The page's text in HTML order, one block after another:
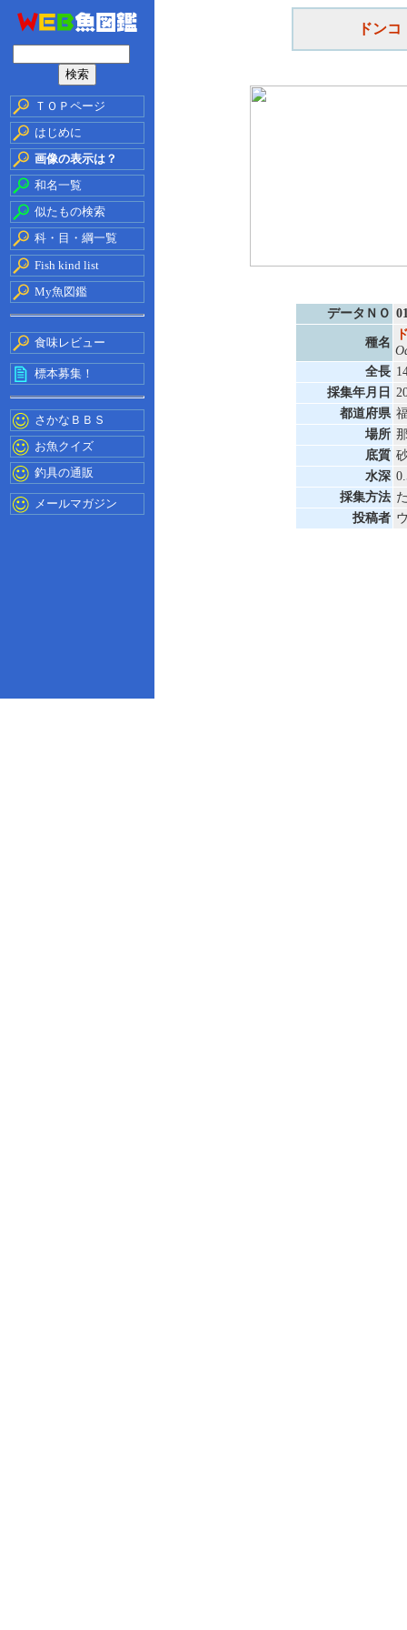
ＴＯＰページ
はじめに
画像の表示は？
和名一覧
似たもの検索
科・目・綱一覧
Fish kind list
My魚図鑑
食味レビュー
標本募集！
さかなＢＢＳ
お魚クイズ
釣具の通販
メールマガジン
ドンコ
データＮＯ
種名
全長
採集年月日
都道府県
場所
底質
水深
採集方法
投稿者